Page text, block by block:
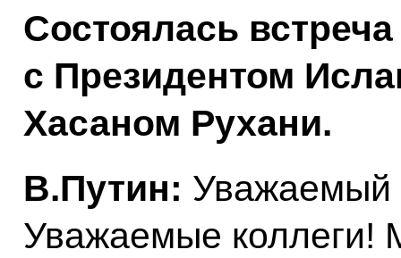
Состоялась
с Президентом
Хасаном Рухани.
В.Путин: Уважаемый
Уважаемые коллеги!